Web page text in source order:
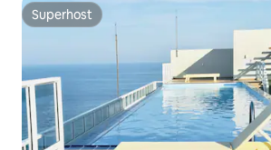
Superhost
Superhost